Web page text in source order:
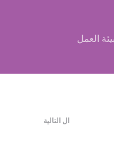
العمل
ال التالية